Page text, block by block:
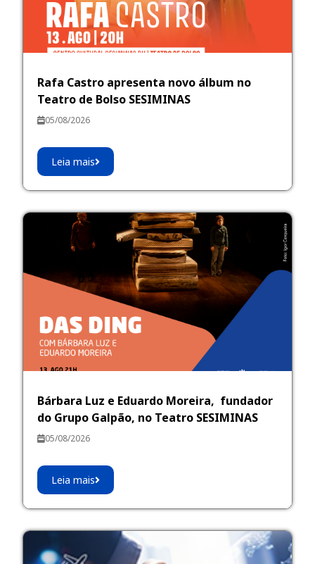
Rafa Castro apresenta novo álbum no
Teatro de Bolso SESIMINAS
05/08/2026
Leia mais
Bárbara Luz e Eduardo Moreira, fundador
do Grupo Galpão, no Teatro SESIMINAS
05/08/2026
Leia mais